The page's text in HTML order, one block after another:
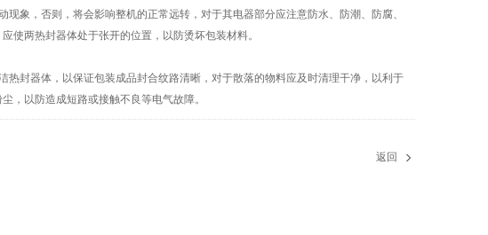
，否则，将会影响整机的正常远转，对于其电器部分应注意防水、防潮、防腐、
使两热封器体处于张开的位置，以防烫坏包装材料。
封器体，以保证包装成品封合纹路清晰，对于散落的物料应及时清理干净，以利于
，以防造成短路或接触不良等电气故障。
返回